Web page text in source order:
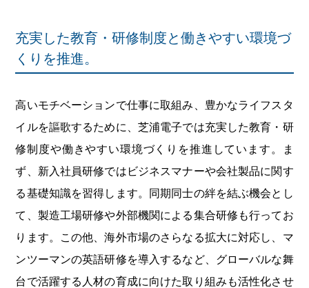
充実した教育・研修制度と働きやすい環境づ
くりを推進。
高いモチベーションで仕事に取組み、豊かなライフスタ
イルを謳歌するために、芝浦電子では充実した教育・研
修制度や働きやすい環境づくりを推進しています。ま
ず、新入社員研修ではビジネスマナーや会社製品に関す
る基礎知識を習得します。同期同士の絆を結ぶ機会とし
て、製造工場研修や外部機関による集合研修も行ってお
ります。この他、海外市場のさらなる拡大に対応し、マ
ンツーマンの英語研修を導入するなど、グローバルな舞
台で活躍する人材の育成に向けた取り組みも活性化させ